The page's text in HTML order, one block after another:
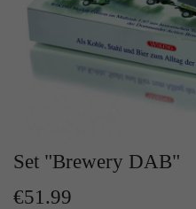
Set "Brewery DAB"
€51.99